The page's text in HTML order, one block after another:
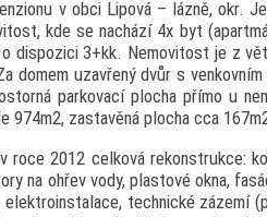
v obci Lipová – lázně, okr.
kde se nachází 4x byt
dispozici 3+kk. Nemovitost je z
domem uzavřený dvůr s
parkovací plocha přímo u
974m2, zastavěná plocha cca
roce 2012 celková rekonstrukce:
na ohřev vody, plastové okna,
technické zázemí